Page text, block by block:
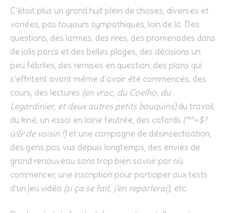
C’était plus un grand huit plein de choses, diverses et
variées, pas toujours sympathiques, loin de là. Des
questions, des larmes, des rires, des promenades dans
de jolis parcs et des belles plages, des décisions un
peu fébriles, des remises en question, des plans qui
s’effritent avant même d’avoir été commencés, des
cours, des lectures (en vrac, du Coelho, du
Legardinier, et deux autres petits bouquins)du travail,
du kiné, un essai en laine feutrée, des cafards (*^=$?
ù!& de voisin !)et une campagne de désinsectisation,
des gens pas vus depuis longtemps, des envies de
grand renouveau sans trop bien savoir par où
commencer, une inscription pour participer aux tests
d’un jeu vidéo (si ça se fait, j’en reparlerai), etc.